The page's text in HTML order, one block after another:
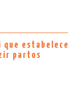
que estabelece
partos